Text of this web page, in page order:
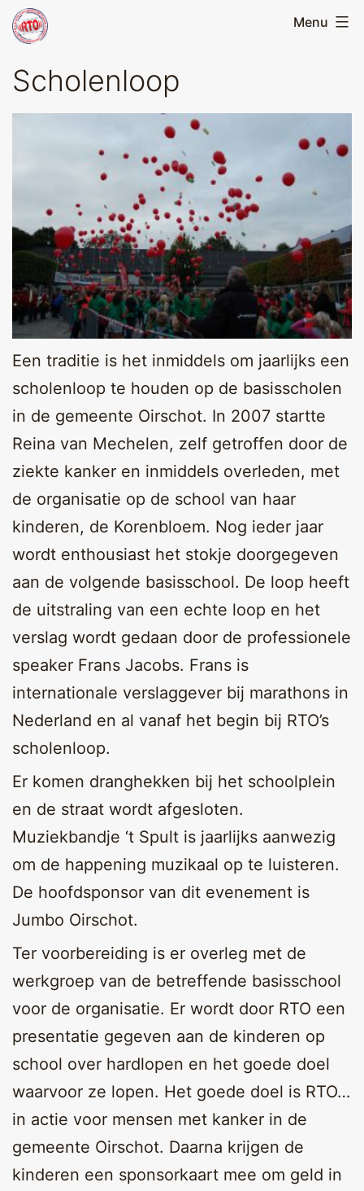
Skip
to
content
Running
Oirschot
Menu
Scholenloop
Een traditie is het inmiddels om jaarlijks een
scholenloop te houden op de basisscholen
in de gemeente Oirschot. In 2007 startte
Reina van Mechelen, zelf getroffen door de
ziekte kanker en inmiddels overleden, met
de organisatie op de school van haar
kinderen, de Korenbloem. Nog ieder jaar
wordt enthousiast het stokje doorgegeven
aan de volgende basisschool. De loop heeft
de uitstraling van een echte loop en het
verslag wordt gedaan door de professionele
speaker Frans Jacobs. Frans is
internationale verslaggever bij marathons in
Nederland en al vanaf het begin bij RTO’s
scholenloop.
Er komen dranghekken bij het schoolplein
en de straat wordt afgesloten.
Muziekbandje ‘t Spult is jaarlijks aanwezig
om de happening muzikaal op te luisteren.
De hoofdsponsor van dit evenement is
Jumbo Oirschot.
Ter voorbereiding is er overleg met de
werkgroep van de betreffende basisschool
voor de organisatie. Er wordt door RTO een
presentatie gegeven aan de kinderen op
school over hardlopen en het goede doel
waarvoor ze lopen. Het goede doel is RTO…
in actie voor mensen met kanker in de
gemeente Oirschot. Daarna krijgen de
kinderen een sponsorkaart mee om geld in